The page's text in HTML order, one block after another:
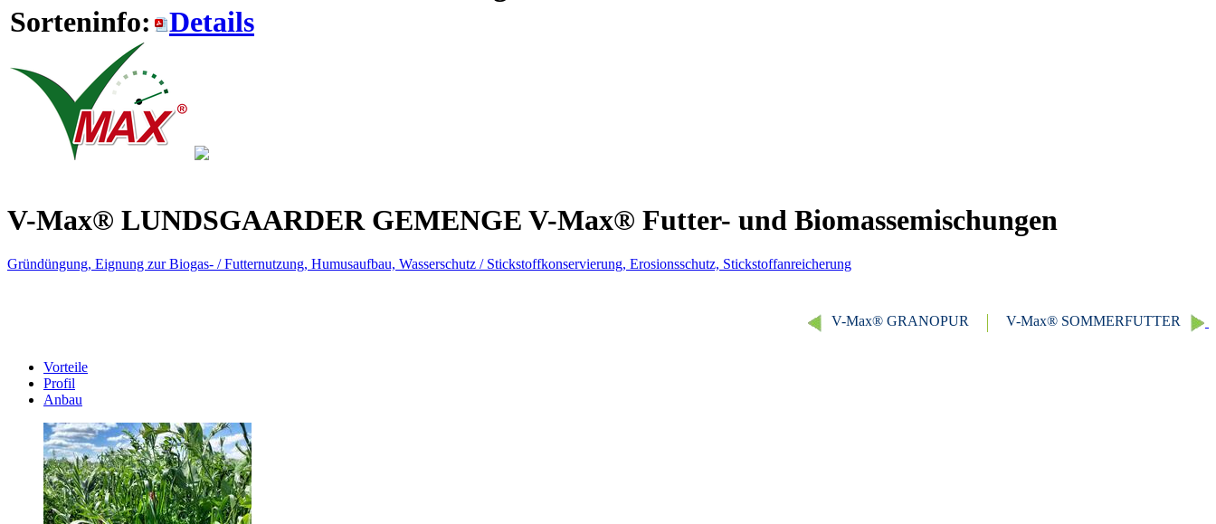
Sorteninfo:
Details
V-Max® LUNDSGAARDER GEMENGE V-Max® Futter- und Biomassemischungen
Gründüngung, Eignung zur Biogas- / Futternutzung, Humusaufbau, Wasserschutz / Stickstoffkonservierung, Erosionsschutz, Stickstoffanreicherung
V-Max® SOMMERFUTTER
V-Max® GRANOPUR
Vorteile
Profil
Anbau